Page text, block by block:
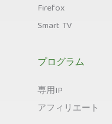
Firefox
Smart TV
プログラム
専用IP
アフィリエート